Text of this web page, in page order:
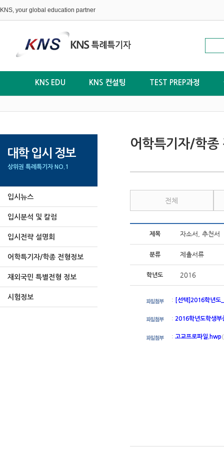
KNS, your global education partner
KNS EDU KNS 컨설팅 TEST PREP과정
대학 입시 정보
상위권 특례특기자 NO.1
입시뉴스
입시분석 및 칼럼
입시전략 설명회
어학특기자/학종 전형정보
재외국민 특별전형 정보
시험정보
어학특기자/학종
전체
제목 자소서, 추천서
분류 제출서류
학년도 2016
: [선택]2016학년도
: 2016학년도학생부
: 고교프로파일.hwp